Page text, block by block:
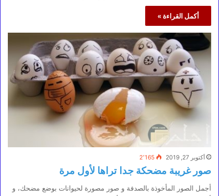
أكمل القراءة »
أكتوبر 27, 2019 2٬165
صور غريبة مضحكة جدا تراها لأول مرة
أجمل الصور المأخوذة بالصدفة و صور مصورة لحيوانات بوضع مضحك، و